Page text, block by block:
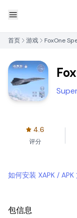
首页 游戏 FoxOne
4.6
评分
如何安装 XAPK / APK
包信息